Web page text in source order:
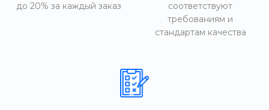
до 20% за каждый заказ
соответствуют
требованиям и
стандартам качества